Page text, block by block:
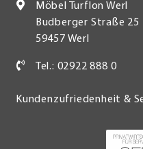
Möbel Turflon Werl
Budberger Straße 25
59457 Werl
Tel.: 02922 888 0
Kundenzufriedenheit &